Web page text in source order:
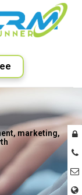
marketing,